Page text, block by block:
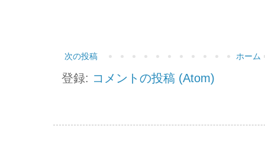
次の投稿 ホーム
登録: コメントの投稿 (Atom)